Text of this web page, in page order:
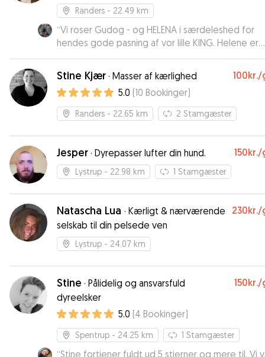
Randers - 22.49 km
“Vi roser Gudog - og HELENA i særdeleshed for
hendes gode pasning af vor lille KING. Helene er
SUPER, og jeg tror hun og hendes lille familie nød
ligeså meget som vor King. 1.000 tak, og varm
anbefaling herfra. Thomas”
Stine Kjær · Masser af kærlighed 100kr./
5.0 (10 Bookinger)
Randers - 22.65 km 2 Stamgæster
Jesper · Dyrepasser lufter din hund. 150kr./
Lystrup - 22.98 km 1 Stamgæster
Natascha Lua · Kærligt & nærværende
selskab til din pelsede ven
230kr./
Lystrup - 24.07 km
Stine · Pålidelig og ansvarsfuld
dyreelsker
150kr./
5.0 (4 Bookinger)
Spentrup - 24.25 km 1 Stamgæster
“Stine fortjener fuldt ud 5 stjerner og mere til. Vi